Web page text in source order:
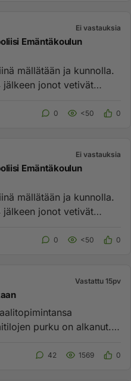
Ei vastauksia
Emäntäkoulun
mällätään ja kunnolla.
jälkeen jonot vetivät
0 <50 0
Ei vastauksia
Emäntäkoulun
mällätään ja kunnolla.
jälkeen jonot vetivät
0 <50 0
Vastattu 15pv
purku on alkanut.
42 1569 0